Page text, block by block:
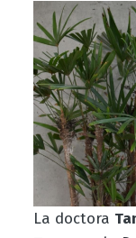
La doctora